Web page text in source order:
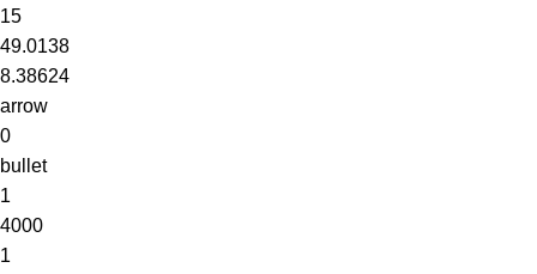
15
49.0138
8.38624
arrow
0
bullet
1
4000
1